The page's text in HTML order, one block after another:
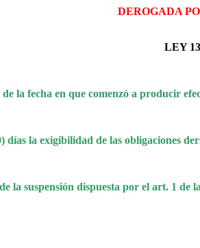
DEROGADA
LEY
la fecha en que comenzó a producir
días la exigibilidad de las obligaciones
la suspensión dispuesta por el art. 1 de